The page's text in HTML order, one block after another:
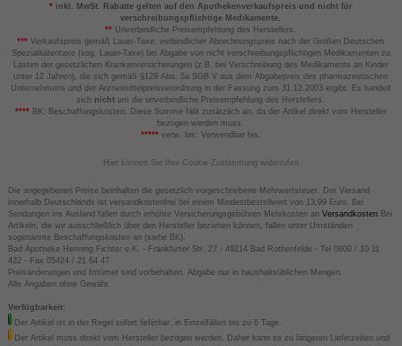
*inkl. MwSt. Rabatte gelten auf den Apothekenverkaufspreis und nicht für
verschreibungspflichtige Medikamente.
** Unverbindliche Preisempfehlung des Herstellers.
*** Verkaufspreis gemäß Lauer-Taxe; verbindlicher Abrechnungspreis nach der Großen Deutschen
Spezialitätentaxe (sog. Lauer-Taxe) bei Abgabe von nicht verschreibungspflichtigen Medikamenten zu
Lasten der gesetzlichen Krankenversicherungen (z.B. bei Verschreibung des Medikaments an Kinder
unter 12 Jahren), die sich gemäß §129 Abs. 5a SGB V aus dem Abgabepreis des pharmazeutischen
Unternehmens und der Arzneimittelpreisverordnung in der Fassung zum 31.12.2003 ergibt. Es handelt
sich nicht um die unverbindliche Preisempfehlung des Herstellers.
****BK: Beschaffungskosten. Diese Summe fällt zusätzlich an, da der Artikel direkt vom Hersteller
bezogen werden muss.
*****verw. bis: Verwendbar bis.
Hier können Sie Ihre Cookie-Zustimmung widerrufen
Die angegebenen Preise beinhalten die gesetzlich vorgeschriebene Mehrwertsteuer. Der Versand
innerhalb Deutschlands ist versandkostenfrei bei einem Mindestbestellwert von 13,99 Euro. Bei
Sendungen ins Ausland fallen durch erhöhte Versicherungsgebühren Mehrkosten an VersandkostenBei
Artikeln, die wir ausschließlich über den Hersteller beziehen können, fallen unter Umständen
sogenannte Beschaffungskosten an (siehe BK).
Bad Apotheke Henning Fichter e.K. - Frankfurter Str. 27 - 49214 Bad Rothenfelde - Tel 0800 / 10 11
422 - Fax 05424 / 21 64 47
Preisänderungen und Irrtümer sind vorbehalten. Abgabe nur in haushaltsüblichen Mengen.
Alle Angaben ohne Gewähr.
Verfügbarkeit:
Der Artikel ist in der Regel sofort lieferbar, in Einzelfällen bis zu 6 Tage.
Der Artikel muss direkt vom Hersteller bezogen werden. Daher kann es zu längeren Lieferzeiten und